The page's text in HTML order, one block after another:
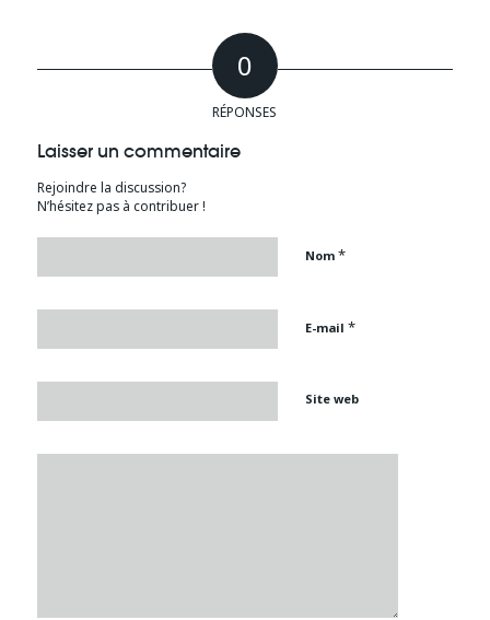
0
RÉPONSES
Laisser un commentaire
Rejoindre la discussion?
N’hésitez pas à contribuer !
Nom *
E-mail *
Site web